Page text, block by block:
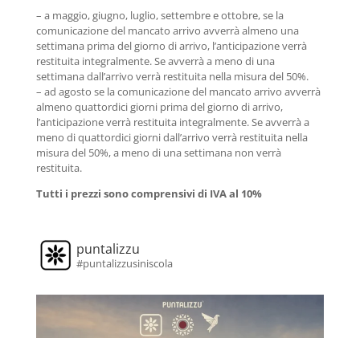
– a maggio, giugno, luglio, settembre e ottobre, se la
comunicazione del mancato arrivo avverrà almeno una
settimana prima del giorno di arrivo, l’anticipazione verrà
restituita integralmente. Se avverrà a meno di una
settimana dall’arrivo verrà restituita nella misura del 50%.
– ad agosto se la comunicazione del mancato arrivo avverrà
almeno quattordici giorni prima del giorno di arrivo,
l’anticipazione verrà restituita integralmente. Se avverrà a
meno di quattordici giorni dall’arrivo verrà restituita nella
misura del 50%, a meno di una settimana non verrà
restituita.
Tutti i prezzi sono comprensivi di IVA al 10%
puntalizzu
#puntalizzusiniscola